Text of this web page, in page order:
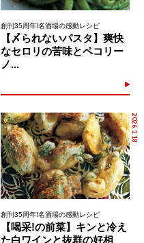
創刊35周年!名酒場の感動レシピ
【〆られないパスタ】爽快
なセロリの苦味とペコリー
ノ...
2026.1.18
創刊35周年!名酒場の感動レシピ
【喝采!の前菜】キンと冷え
た白ワインと抜群の好相